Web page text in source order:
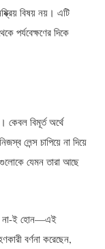
বিষয় নয়। এটি
পর্যবেক্ষণের দিকে
বিমূর্ত অর্থে
লেন্স চাপিয়ে না দিয়ে
যেমন তারা আছে
না-ই হোন—এই
বর্ণনা করেছেন,